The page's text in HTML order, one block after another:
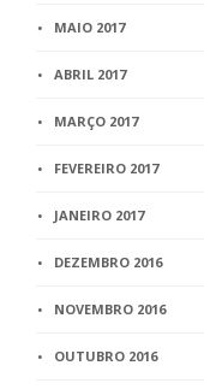
MAIO 2017
ABRIL 2017
MARÇO 2017
FEVEREIRO 2017
JANEIRO 2017
DEZEMBRO 2016
NOVEMBRO 2016
OUTUBRO 2016